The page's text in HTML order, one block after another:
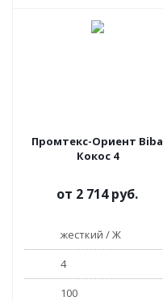
Промтекс-Ориент Biba
Кокос 4
от 2 714 руб.
жесткий / Ж
4
100